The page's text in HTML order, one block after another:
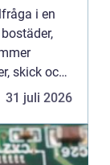
i en
skick och
det
31 juli 2026